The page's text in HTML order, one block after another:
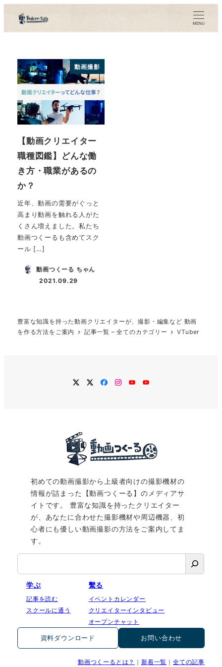
MENU
動画撮影
【動画クリエイター
職種図鑑】どんな働
き方・職業があるの
か？
近年、動画の需要がぐっと
高まり動画を触れる人がた
くさん増えました。私たち
動画つくーるも含めてスク
ール […]
動画つくーる ちゃん
投稿日
2021.09.29
豊富な知識を持った動画クリエイターが、撮影・編集など 動画
を作る方法をご案内
記事一覧 – 全てのカテゴリー VTuber
twitterTwitter
Facebook
Instagram
YouTubeYouTube
初めての動画撮影から上級者向けの撮影機材の
情報が詰まった【動画つくーる】のメディアサ
イトです。 豊富な知識を持ったクリエイター
が、あなたに合わせた撮影機材や周辺機器、初
心者にも優しい動画撮影の方法をご案内してま
す。
学ぶ
記事を読む
スクールに通う
繫る
イベントカレンダー
クリエイターインタビュー
オープンチャット
資料ダウンロード お問い合わせ
動画つくーるとは？ ｜ 新着一覧 ｜ 全ての記事